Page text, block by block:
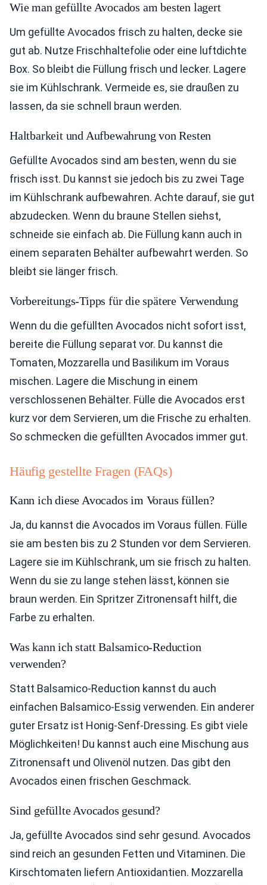
Wie man gefüllte Avocados am besten lagert
Um gefüllte Avocados frisch zu halten, decke sie
gut ab. Nutze Frischhaltefolie oder eine luftdichte
Box. So bleibt die Füllung frisch und lecker. Lagere
sie im Kühlschrank. Vermeide es, sie draußen zu
lassen, da sie schnell braun werden.
Haltbarkeit und Aufbewahrung von Resten
Gefüllte Avocados sind am besten, wenn du sie
frisch isst. Du kannst sie jedoch bis zu zwei Tage
im Kühlschrank aufbewahren. Achte darauf, sie gut
abzudecken. Wenn du braune Stellen siehst,
schneide sie einfach ab. Die Füllung kann auch in
einem separaten Behälter aufbewahrt werden. So
bleibt sie länger frisch.
Vorbereitungs-Tipps für die spätere Verwendung
Wenn du die gefüllten Avocados nicht sofort isst,
bereite die Füllung separat vor. Du kannst die
Tomaten, Mozzarella und Basilikum im Voraus
mischen. Lagere die Mischung in einem
verschlossenen Behälter. Fülle die Avocados erst
kurz vor dem Servieren, um die Frische zu erhalten.
So schmecken die gefüllten Avocados immer gut.
Häufig gestellte Fragen (FAQs)
Kann ich diese Avocados im Voraus füllen?
Ja, du kannst die Avocados im Voraus füllen. Fülle
sie am besten bis zu 2 Stunden vor dem Servieren.
Lagere sie im Kühlschrank, um sie frisch zu halten.
Wenn du sie zu lange stehen lässt, können sie
braun werden. Ein Spritzer Zitronensaft hilft, die
Farbe zu erhalten.
Was kann ich statt Balsamico-Reduction
verwenden?
Statt Balsamico-Reduction kannst du auch
einfachen Balsamico-Essig verwenden. Ein anderer
guter Ersatz ist Honig-Senf-Dressing. Es gibt viele
Möglichkeiten! Du kannst auch eine Mischung aus
Zitronensaft und Olivenöl nutzen. Das gibt den
Avocados einen frischen Geschmack.
Sind gefüllte Avocados gesund?
Ja, gefüllte Avocados sind sehr gesund. Avocados
sind reich an gesunden Fetten und Vitaminen. Die
Kirschtomaten liefern Antioxidantien. Mozzarella